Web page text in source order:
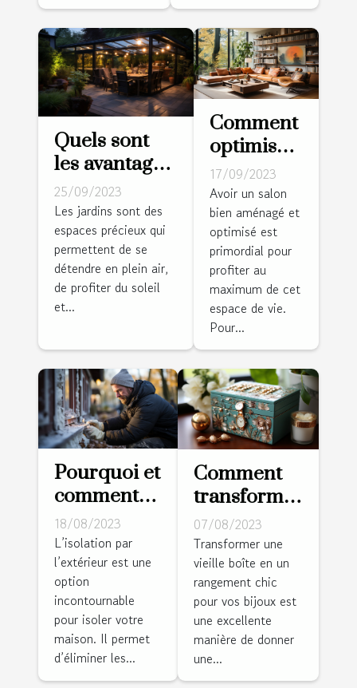
Quels sont
les avantages
d’installer
une pergola
bioclimatique
dans votre
jardin ?
25/09/2023
Les jardins sont des
espaces précieux qui
permettent de se
détendre en plein air,
de profiter du soleil
et...
Comment
optimiser
l'espace
de votre
salle de
séjour
17/09/2023
Avoir un salon
bien aménagé et
optimisé est
primordial pour
profiter au
maximum de cet
espace de vie.
Pour...
Pourquoi et
comment
isoler les
murs par
l’extérieur ?
18/08/2023
L’isolation par
l’extérieur est une
option
incontournable
pour isoler votre
maison. Il permet
d’éliminer les...
Comment
transformer
une vieille
boîte en un
rangement
chic pour
vos bijoux
07/08/2023
Transformer une
vieille boîte en un
rangement chic
pour vos bijoux est
une excellente
manière de donner
une...